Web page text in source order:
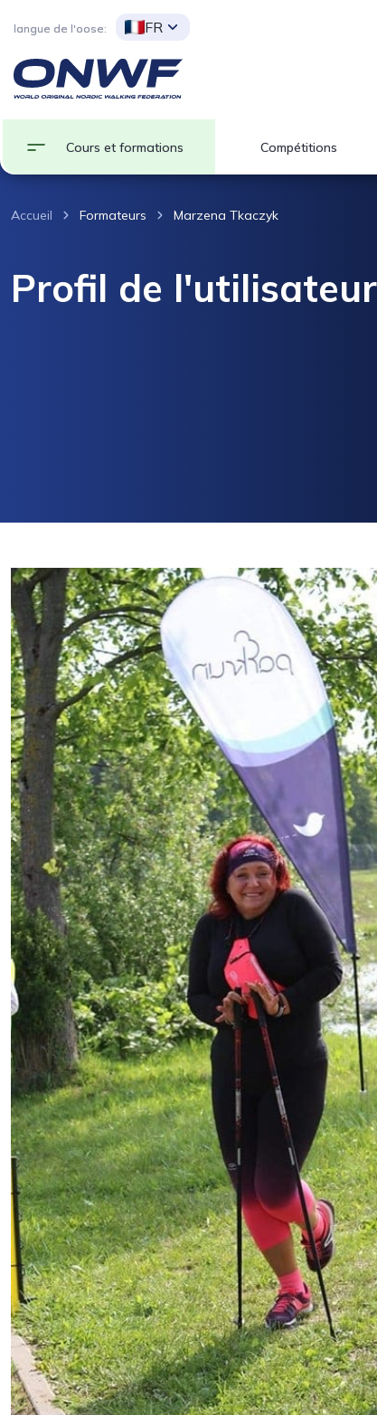
langue de l'oose: FR
Cours et formations Compétitions
Accueil Formateurs Marzena Tkaczyk
Profil de l'utilisateur